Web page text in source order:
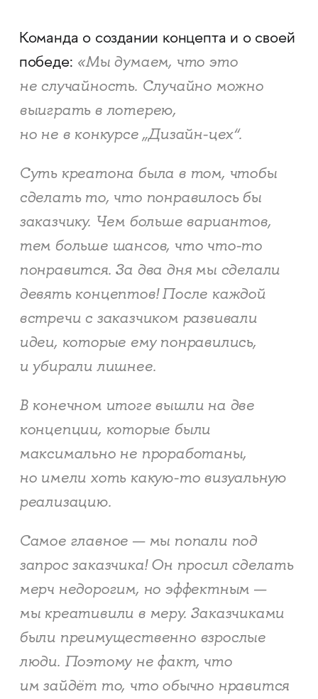
Команда о создании концепта и о своей
победе: «Мы думаем, что это
не случайность. Случайно можно
выиграть в лотерею,
но не в конкурсе „Дизайн-цех“.
Суть креатона была в том, чтобы
сделать то, что понравилось бы
заказчику. Чем больше вариантов,
тем больше шансов, что что-то
понравится. За два дня мы сделали
девять концептов! После каждой
встречи с заказчиком развивали
идеи, которые ему понравились,
и убирали лишнее.
В конечном итоге вышли на две
концепции, которые были
максимально не проработаны,
но имели хоть какую-то визуальную
реализацию.
Самое главное — мы попали под
запрос заказчика! Он просил сделать
мерч недорогим, но эффектным —
мы креативили в меру. Заказчиками
были преимущественно взрослые
люди. Поэтому не факт, что
им зайдёт то, что обычно нравится